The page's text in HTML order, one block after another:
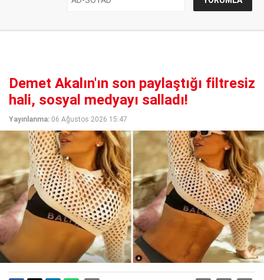
Demet Akalın'ın son paylaştığı filtresiz
hali, sosyal medyayı salladı!
Yayınlanma: 06 Ağustos 2026 15:47